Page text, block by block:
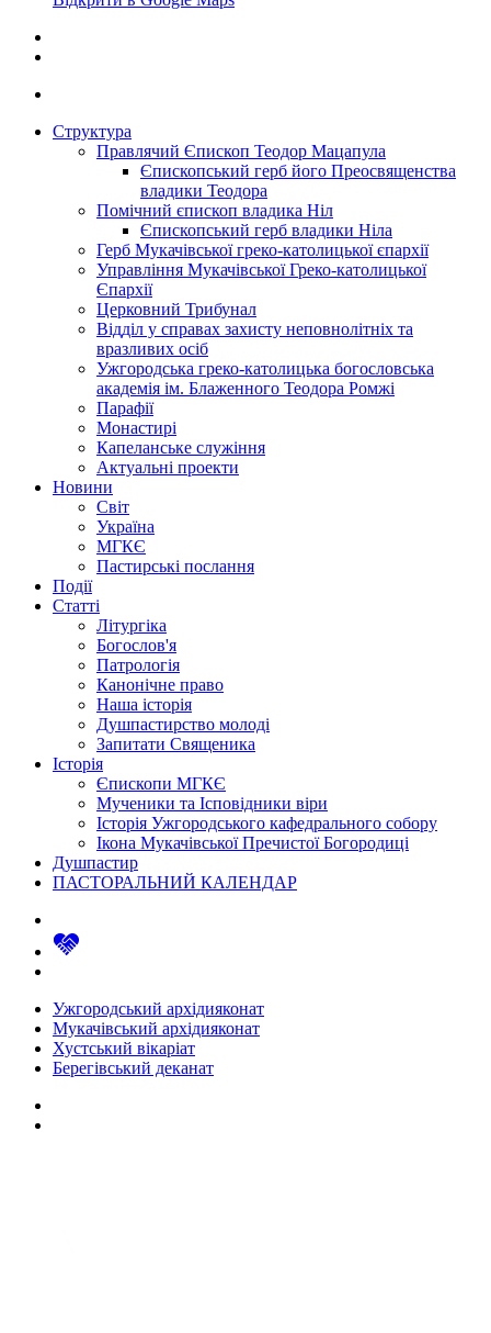
Структура
Правлячий Єпископ Теодор Мацапула
Єпископський герб його Преосвященства
владики Теодора
Помічний єпископ владика Ніл
Єпископський герб владики Ніла
Герб Мукачівської греко-католицької єпархії
Управління Мукачівської Греко-католицької
Єпархії
Церковний Трибунал
Відділ у справах захисту неповнолітніх та
вразливих осіб
Ужгородська греко-католицька богословська
академія ім. Блаженного Теодора Ромжі
Парафії
Монастирі
Капеланське служіння
Актуальні проекти
Новини
Світ
Україна
МГКЄ
Пастирські послання
Події
Статті
Літургіка
Богослов'я
Патрологія
Канонічне право
Наша історія
Душпастирство молоді
Запитати Священика
Історія
Єпископи МГКЄ
Мученики та Ісповідники віри
Історія Ужгородського кафедрального собору
Ікона Мукачівської Пречистої Богородиці
Душпастир
ПАСТОРАЛЬНИЙ КАЛЕНДАР
Ужгородський архідияконат
Мукачівський архідияконат
Хустський вікаріат
Берегівський деканат